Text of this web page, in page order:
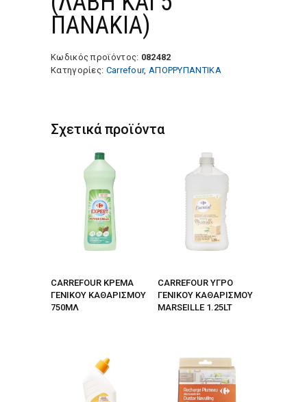
ΠΑΝΑΚΙΑ)
Κωδικός προϊόντος: 082482
Κατηγορίες: Carrefour, ΑΠΟΡΡΥΠΑΝΤΙΚΑ
Σχετικά προϊόντα
CARREFOUR ΚΡΕΜΑ
ΓΕΝΙΚΟΥ ΚΑΘΑΡΙΣΜΟΥ
750ΜΛ
CARREFOUR ΥΓΡΟ
ΓΕΝΙΚΟΥ ΚΑΘΑΡΙΣΜΟΥ
MARSEILLE 1.25LT